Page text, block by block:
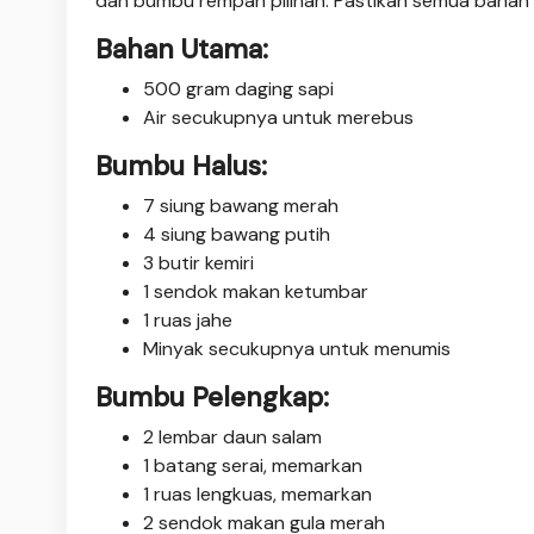
Bahan Utama:
500 gram daging sapi
Air secukupnya untuk merebus
Bumbu Halus:
7 siung bawang merah
4 siung bawang putih
3 butir kemiri
1 sendok makan ketumbar
1 ruas jahe
Minyak secukupnya untuk menumis
Bumbu Pelengkap:
2 lembar daun salam
1 batang serai, memarkan
1 ruas lengkuas, memarkan
2 sendok makan gula merah